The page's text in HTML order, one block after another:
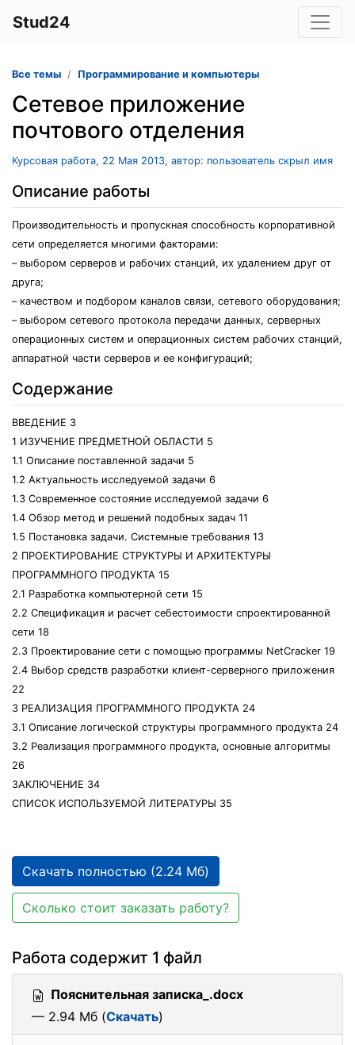
Stud24
Все темы Программирование и компьютеры
Сетевое приложение
почтового отделения
Курсовая работа, 22 Мая 2013, автор: пользователь скрыл имя
Описание работы
Производительность и пропускная способность корпоративной
сети определяется многими факторами:
– выбором серверов и рабочих станций, их удалением друг от
друга;
– качеством и подбором каналов связи, сетевого оборудования;
– выбором сетевого протокола передачи данных, серверных
операционных систем и операционных систем рабочих станций,
аппаратной части серверов и ее конфигураций;
Содержание
ВВЕДЕНИЕ 3
1 ИЗУЧЕНИЕ ПРЕДМЕТНОЙ ОБЛАСТИ 5
1.1 Описание поставленной задачи 5
1.2 Актуальность исследуемой задачи 6
1.3 Современное состояние исследуемой задачи 6
1.4 Обзор метод и решений подобных задач 11
1.5 Постановка задачи. Системные требования 13
2 ПРОЕКТИРОВАНИЕ СТРУКТУРЫ И АРХИТЕКТУРЫ
ПРОГРАММНОГО ПРОДУКТА 15
2.1 Разработка компьютерной сети 15
2.2 Спецификация и расчет себестоимости спроектированной
сети 18
2.3 Проектирование сети с помощью программы NetCracker 19
2.4 Выбор средств разработки клиент-серверного приложения
22
3 РЕАЛИЗАЦИЯ ПРОГРАММНОГО ПРОДУКТА 24
3.1 Описание логической структуры программного продукта 24
3.2 Реализация программного продукта, основные алгоритмы
26
ЗАКЛЮЧЕНИЕ 34
СПИСОК ИСПОЛЬЗУЕМОЙ ЛИТЕРАТУРЫ 35
Скачать полностью (2.24 Мб)
Сколько стоит заказать работу?
Работа содержит 1 файл
Пояснительная записка_.docx
— 2.94 Мб (Скачать)